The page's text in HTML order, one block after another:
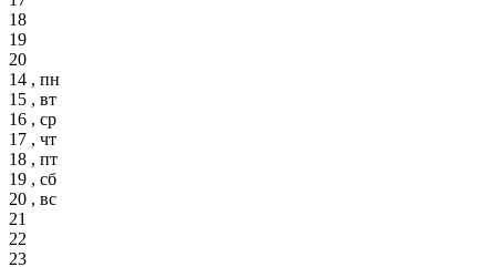
18
19
20
14 , пн
15 , вт
16 , ср
17 , чт
18 , пт
19 , сб
20 , вс
21
22
23